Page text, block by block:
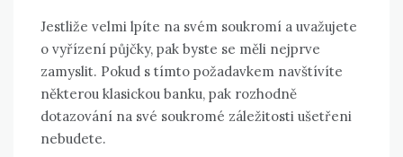
Jestliže velmi lpíte na svém soukromí a uvažujete
o vyřízení půjčky, pak byste se měli nejprve
zamyslit. Pokud s tímto požadavkem navštívíte
některou klasickou banku, pak rozhodně
dotazování na své soukromé záležitosti ušetřeni
nebudete.